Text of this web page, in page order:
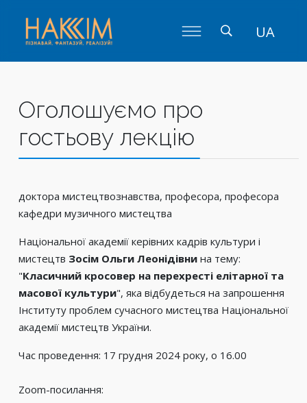
UA
Оголошуємо про
гостьову лекцію
доктора мистецтвознавства, професора, професора
кафедри музичного мистецтва
Національної академії керівних кадрів культури і
мистецтв Зосім Ольги Леонідівни на тему:
"Класичний кросовер на перехресті елітарної та
масової культури", яка відбудеться на запрошення
Інституту проблем сучасного мистецтва Національної
академії мистецтв України.
Час проведення: 17 грудня 2024 року, о 16.00
Zoom-посилання: